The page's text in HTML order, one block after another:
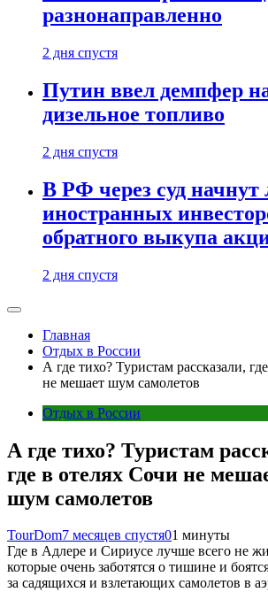
разнонаправленно
2 дня спустя
Путин ввел демпфер
дизельное топливо
2 дня спустя
В РФ через суд начнут
иностранных
обратного выкупа
2 дня спустя
Главная
Отдых в России
А где тихо? Туристам рассказали,
не мешает шум самолетов
Отдых в России
А где тихо? Туристам
где в отелях Сочи не
шум самолетов
TourDom7 месяцев спустя01 минуты
Где в Адлере и Сириусе лучше всего не
которые очень заботятся о тишине и
за садящихся и взлетающих самолетов в